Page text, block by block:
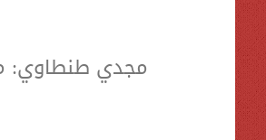
مجدي طنطاوي: مؤسسة